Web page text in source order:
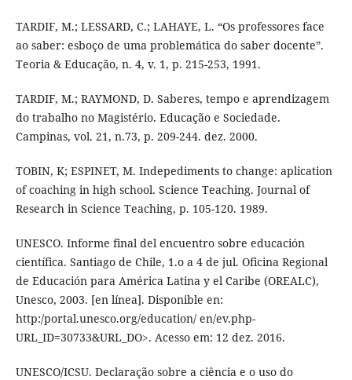
TARDIF, M.; LESSARD, C.; LAHAYE, L. “Os professores face
ao saber: esboço de uma problemática do saber docente”.
Teoria & Educação, n. 4, v. 1, p. 215-253, 1991.
TARDIF, M.; RAYMOND, D. Saberes, tempo e aprendizagem
do trabalho no Magistério. Educação e Sociedade.
Campinas, vol. 21, n.73, p. 209-244. dez. 2000.
TOBIN, K; ESPINET, M. Indepediments to change: aplication
of coaching in high school. Science Teaching. Journal of
Research in Science Teaching, p. 105-120. 1989.
UNESCO. Informe final del encuentro sobre educación
científica. Santiago de Chile, 1.o a 4 de jul. Oficina Regional
de Educación para América Latina y el Caribe (OREALC),
Unesco, 2003. [en línea]. Disponible en:
http:/portal.unesco.org/education/ en/ev.php-
URL_ID=30733&URL_DO>. Acesso em: 12 dez. 2016.
UNESCO/ICSU. Declaração sobre a ciência e o uso do